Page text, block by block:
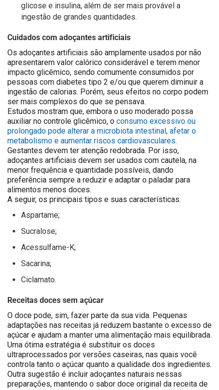
glicose e insulina, além de ser mais provável a
ingestão de grandes quantidades.
Cuidados com adoçantes artificiais
Os adoçantes artificiais são amplamente usados por não
apresentarem valor calórico considerável e terem menor
impacto glicêmico, sendo comumente consumidos por
pessoas com diabetes tipo 2 e/ou que querem diminuir a
ingestão de calorias. Porém, seus efeitos no corpo podem
ser mais complexos do que se pensava.
Estudos mostram que, embora o uso moderado possa
auxiliar no controle glicêmico, o consumo excessivo ou
prolongado pode alterar a microbiota intestinal, afetar o
metabolismo e aumentar riscos cardiovasculares.
Gestantes devem ter atenção redobrada. Por isso,
adoçantes artificiais devem ser usados com cautela, na
menor frequência e quantidade possíveis, dando
preferência sempre a reduzir e adaptar o paladar para
alimentos menos doces.
A seguir, os principais tipos e suas características.
Aspartame;
Sucralose;
Acessulfame-K;
Sacarina;
Ciclamato.
Receitas doces sem açúcar
O doce pode, sim, fazer parte da sua vida. Pequenas
adaptações nas receitas já reduzem bastante o excesso de
açúcar e ajudam a manter uma alimentação mais equilibrada.
Uma ótima estratégia é substituir os doces
ultraprocessados por versões caseiras, nas quais você
controla tanto o açúcar quanto a qualidade dos ingredientes.
Outra sugestão é incluir adoçantes naturais nessas
preparações, mantendo o sabor doce original da receita de